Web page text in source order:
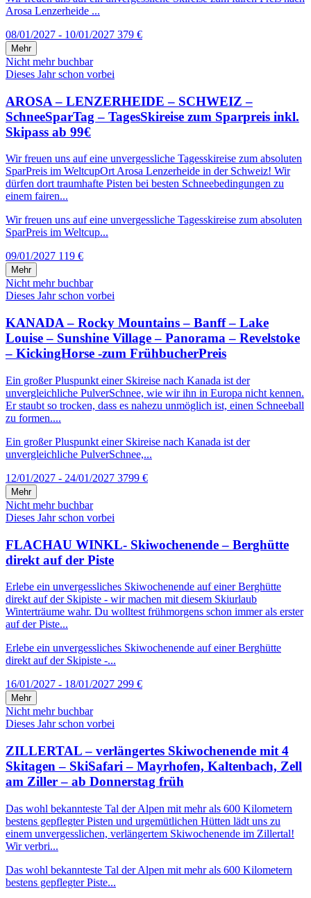
Arosa Lenzerheide ...
08/01/2027 - 10/01/2027 379 €
Mehr
Nicht mehr buchbar
Dieses Jahr schon vorbei
AROSA – LENZERHEIDE – SCHWEIZ –
SchneeSparTag – TagesSkireise zum Sparpreis inkl.
Skipass ab 99€
Wir freuen uns auf eine unvergessliche Tagesskireise zum absoluten
SparPreis im WeltcupOrt Arosa Lenzerheide in der Schweiz! Wir
dürfen dort traumhafte Pisten bei besten Schneebedingungen zu
einem fairen...
Wir freuen uns auf eine unvergessliche Tagesskireise zum absoluten
SparPreis im Weltcup...
09/01/2027 119 €
Mehr
Nicht mehr buchbar
Dieses Jahr schon vorbei
KANADA – Rocky Mountains – Banff – Lake
Louise – Sunshine Village – Panorama – Revelstoke
– KickingHorse -zum FrühbucherPreis
Ein großer Pluspunkt einer Skireise nach Kanada ist der
unvergleichliche PulverSchnee, wie wir ihn in Europa nicht kennen.
Er staubt so trocken, dass es nahezu unmöglich ist, einen Schneeball
zu formen....
Ein großer Pluspunkt einer Skireise nach Kanada ist der
unvergleichliche PulverSchnee,...
12/01/2027 - 24/01/2027 3799 €
Mehr
Nicht mehr buchbar
Dieses Jahr schon vorbei
FLACHAU WINKL- Skiwochenende – Berghütte
direkt auf der Piste
Erlebe ein unvergessliches Skiwochenende auf einer Berghütte
direkt auf der Skipiste - wir machen mit diesem Skiurlaub
Winterträume wahr. Du wolltest frühmorgens schon immer als erster
auf der Piste...
Erlebe ein unvergessliches Skiwochenende auf einer Berghütte
direkt auf der Skipiste -...
16/01/2027 - 18/01/2027 299 €
Mehr
Nicht mehr buchbar
Dieses Jahr schon vorbei
ZILLERTAL – verlängertes Skiwochenende mit 4
Skitagen – SkiSafari – Mayrhofen, Kaltenbach, Zell
am Ziller – ab Donnerstag früh
Das wohl bekannteste Tal der Alpen mit mehr als 600 Kilometern
bestens gepflegter Pisten und urgemütlichen Hütten lädt uns zu
einem unvergesslichen, verlängertem Skiwochenende im Zillertal!
Wir verbri...
Das wohl bekannteste Tal der Alpen mit mehr als 600 Kilometern
bestens gepflegter Piste...